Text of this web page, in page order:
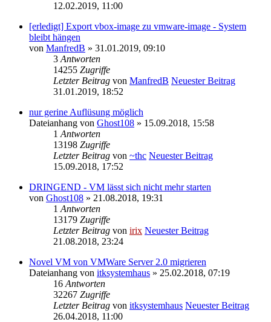
12.02.2019, 11:00
[erledigt] Export vbox-image zu vmware-image - System
bleibt hängen
von ManfredB » 31.01.2019, 09:10
3 Antworten
14255 Zugriffe
Letzter Beitrag von ManfredB Neuester Beitrag
31.01.2019, 18:52
nur gerine Auflüsung möglich
Dateianhang von Ghost108 » 15.09.2018, 15:58
1 Antworten
13198 Zugriffe
Letzter Beitrag von ~thc Neuester Beitrag
15.09.2018, 17:52
DRINGEND - VM lässt sich nicht mehr starten
von Ghost108 » 21.08.2018, 19:31
1 Antworten
13179 Zugriffe
Letzter Beitrag von irix Neuester Beitrag
21.08.2018, 23:24
Novel VM von VMWare Server 2.0 migrieren
Dateianhang von itksystemhaus » 25.02.2018, 07:19
16 Antworten
32267 Zugriffe
Letzter Beitrag von itksystemhaus Neuester Beitrag
26.04.2018, 11:00